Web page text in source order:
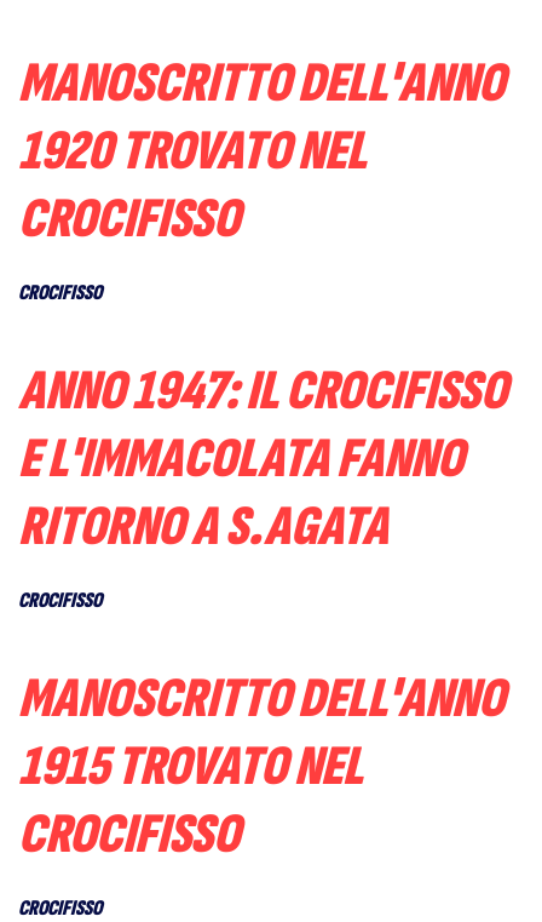
MANOSCRITTO DELL'ANNO
1920 TROVATO NEL
CROCIFISSO
CROCIFISSO
ANNO 1947: IL CROCIFISSO
E L'IMMACOLATA FANNO
RITORNO A S.AGATA
CROCIFISSO
MANOSCRITTO DELL'ANNO
1915 TROVATO NEL
CROCIFISSO
CROCIFISSO